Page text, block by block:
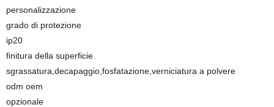
personalizzazione
grado di protezione
ip20
finitura della superficie
sgrassatura,decapaggio,fosfatazione,verniciatura a polvere
odm oem
opzionale